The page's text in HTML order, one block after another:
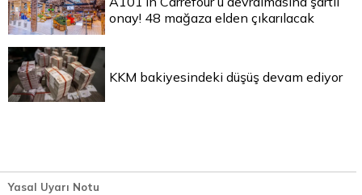
onay! 48 mağaza elden çıkarılacak
KKM bakiyesindeki düşüş devam ediyor
Yasal Uyarı Notu